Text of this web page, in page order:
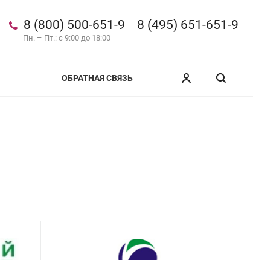
8 (800) 500-651-9 8 (495) 651-651-9
Пн. – Пт.: с 9:00 до 18:00
ОБРАТНАЯ СВЯЗЬ